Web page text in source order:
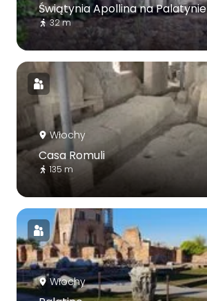
Świątynia Apollina na Palatynie
32 m
Włochy
Casa Romuli
135 m
Włochy